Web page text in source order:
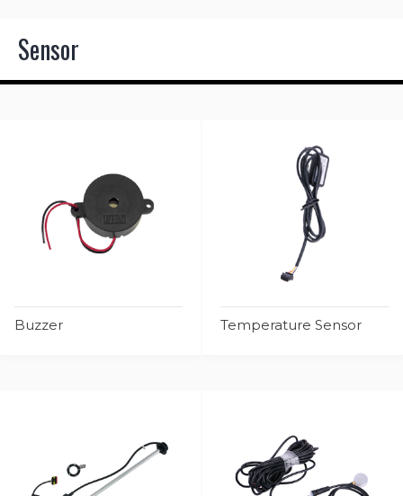
Sensor
Buzzer Temperature Sensor